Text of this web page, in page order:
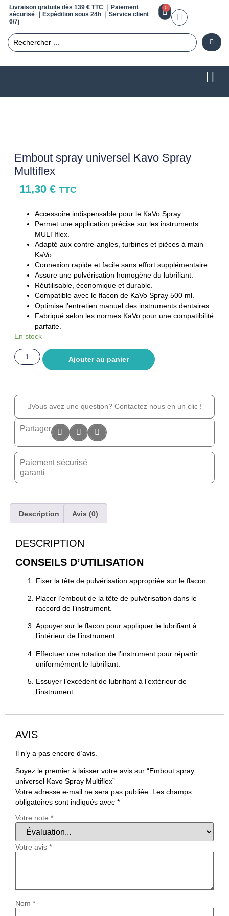
Livraison gratuite dès 139 € TTC ｜Paiement
sécurisé ｜Expédition sous 24h ｜Service client
6/7j
0
Embout spray universel Kavo Spray
Multiflex
11,30 € TTC
Accessoire indispensable pour le KaVo Spray.
Permet une application précise sur les instruments
MULTIflex.
Adapté aux contre-angles, turbines et pièces à main
KaVo.
Connexion rapide et facile sans effort supplémentaire.
Assure une pulvérisation homogène du lubrifiant.
Réutilisable, économique et durable.
Compatible avec le flacon de KaVo Spray 500 ml.
Optimise l’entretien manuel des instruments dentaires.
Fabriqué selon les normes KaVo pour une compatibilité
parfaite.
En stock
Ajouter au panier
Vous avez une question? Contactez nous en un clic !
Partager
Paiement sécurisé
garanti
Description Avis (0)
DESCRIPTION
CONSEILS D’UTILISATION
Fixer la tête de pulvérisation appropriée sur le flacon.
Placer l’embout de la tête de pulvérisation dans le
raccord de l’instrument.
Appuyer sur le flacon pour appliquer le lubrifiant à
l’intérieur de l’instrument.
Effectuer une rotation de l’instrument pour répartir
uniformément le lubrifiant.
Essuyer l’excédent de lubrifiant à l’extérieur de
l’instrument.
AVIS
Il n’y a pas encore d’avis.
Soyez le premier à laisser votre avis sur “Embout spray
universel Kavo Spray Multiflex”
Votre adresse e-mail ne sera pas publiée. Les champs
obligatoires sont indiqués avec *
Votre note *
Votre avis *
Nom *